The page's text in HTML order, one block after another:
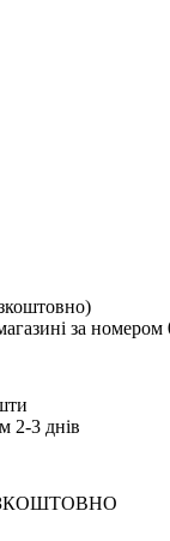
за номером
2-3 днів